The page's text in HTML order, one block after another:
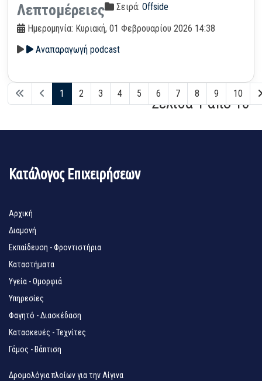
Λεπτομέρειες Σειρά:Offside
Ημερομηνία: Κυριακή, 01 Φεβρουαρίου 2026 14:38
Αναπαραγωγή podcast
Σελίδα 1 από 10
1 2 3 4 5 6 7 8 9 10
Κατάλογος Επιχειρήσεων
Αρχική
Διαμονή
Εκπαίδευση - Φροντιστήρια
Καταστήματα
Υγεία - Ομορφιά
Υπηρεσίες
Φαγητό - Διασκέδαση
Κατασκευές - Τεχνίτες
Γάμος - Βάπτιση
Δρομολόγια πλοίων για την Αίγινα